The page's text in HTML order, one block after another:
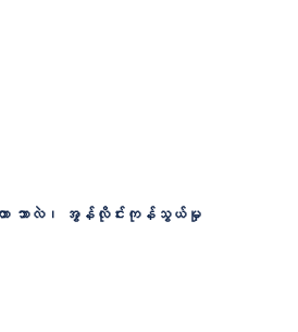
ဘာလဲ၊ အွန်လိုင်းကုန်သွယ်မှု